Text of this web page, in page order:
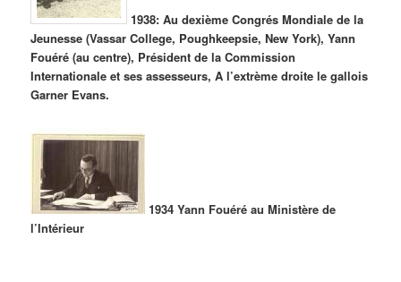
1938: Au dexième Congrés Mondiale de la
Jeunesse (Vassar College, Poughkeepsie, New York), Yann
Fouéré (au centre), Président de la Commission
Internationale et ses assesseurs, A l’extrème droite le gallois
Garner Evans.
1934 Yann Fouéré au Ministère de
l’Intérieur